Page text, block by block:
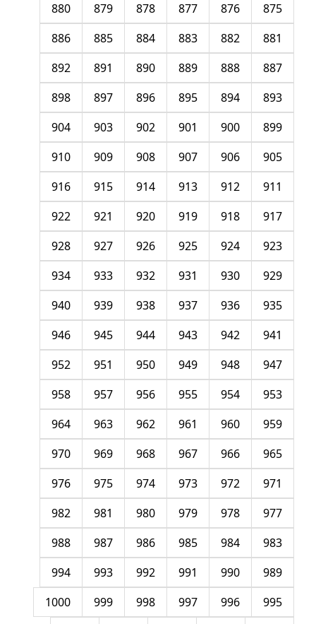
875
876
877
878
879
880
881
882
883
884
885
886
887
888
889
890
891
892
893
894
895
896
897
898
899
900
901
902
903
904
905
906
907
908
909
910
911
912
913
914
915
916
917
918
919
920
921
922
923
924
925
926
927
928
929
930
931
932
933
934
935
936
937
938
939
940
941
942
943
944
945
946
947
948
949
950
951
952
953
954
955
956
957
958
959
960
961
962
963
964
965
966
967
968
969
970
971
972
973
974
975
976
977
978
979
980
981
982
983
984
985
986
987
988
989
990
991
992
993
994
995
996
997
998
999
1000